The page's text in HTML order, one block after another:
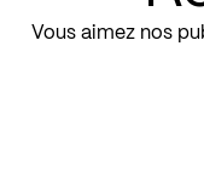
Vous aimez nos